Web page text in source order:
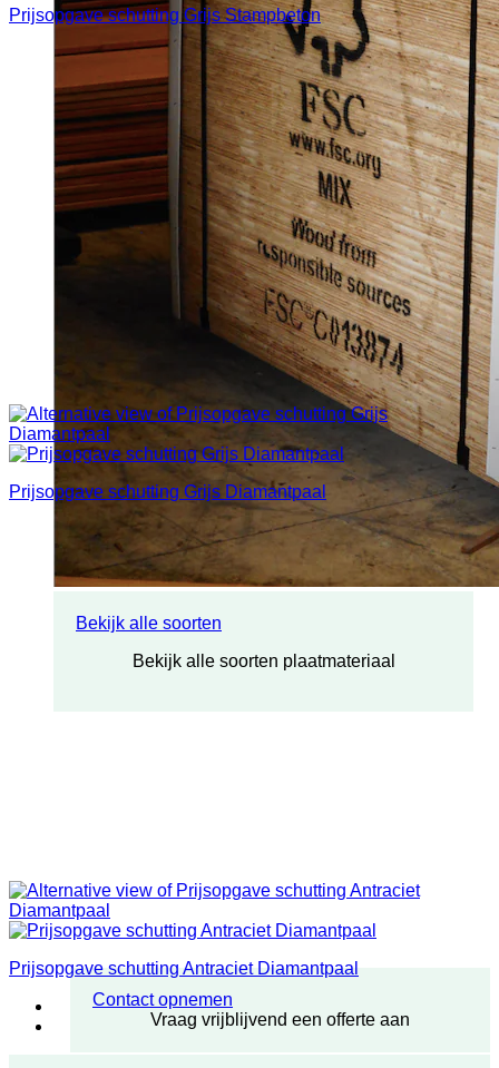
Bekijk alle soorten
Bekijk alle soorten plaatmateriaal
Contact opnemen
Vraag vrijblijvend een offerte aan
Prijsopgave schutting Grijs Stampbeton
Prijsopgave schutting Grijs Diamantpaal
Prijsopgave schutting Antraciet Diamantpaal